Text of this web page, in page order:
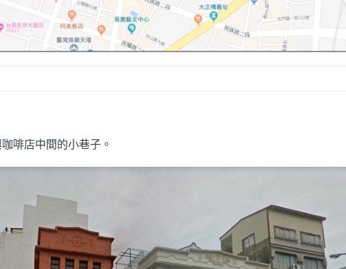
啡店中間的小巷子。